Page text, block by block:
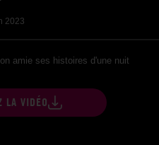
2023
amie ses histoires d'une nuit
LA VIDÉO